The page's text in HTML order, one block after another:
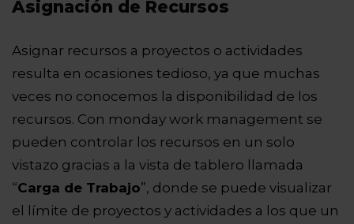
Asignación de Recursos
Asignar recursos a proyectos o actividades
resulta en ocasiones tedioso, ya que muchas
veces no conocemos la disponibilidad de los
recursos. Con monday work management se
pueden controlar los recursos en un solo
vistazo gracias a la vista de tablero llamada
“Carga de Trabajo”, donde se puede visualizar
el límite de proyectos y actividades a los que un